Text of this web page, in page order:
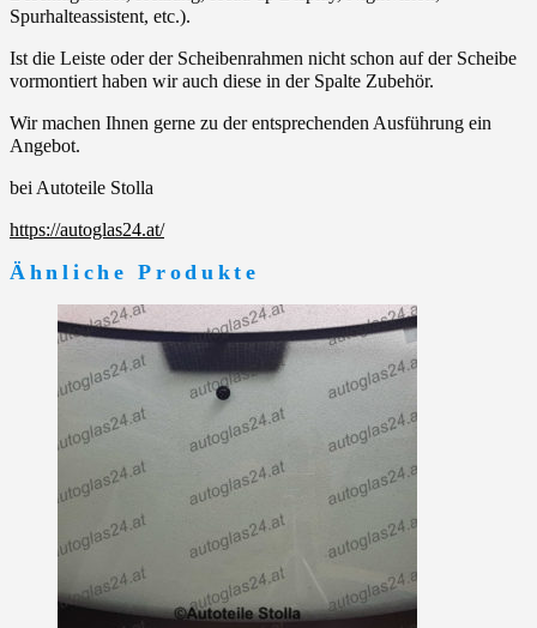
Spurhalteassistent, etc.).
Ist die Leiste oder der Scheibenrahmen nicht schon auf der Scheibe
vormontiert haben wir auch diese in der Spalte Zubehör.
Wir machen Ihnen gerne zu der entsprechenden Ausführung ein
Angebot.
bei Autoteile Stolla
https://autoglas24.at/
Ähnliche Produkte